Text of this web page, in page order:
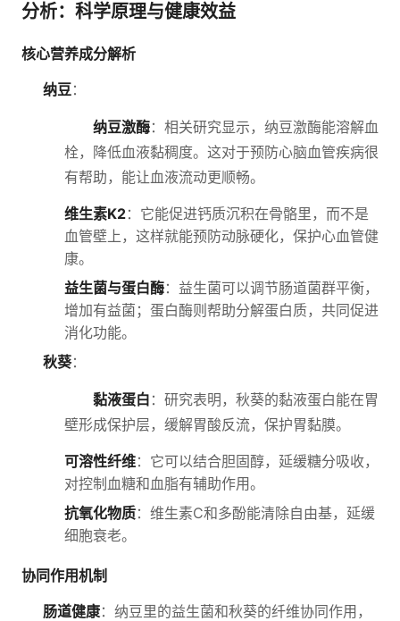
分析：科学原理与健康效益
核心营养成分解析
纳豆：
纳豆激酶：相关研究显示，纳豆激酶能溶解血
栓，降低血液黏稠度。这对于预防心脑血管疾病很
有帮助，能让血液流动更顺畅。
维生素K2：它能促进钙质沉积在骨骼里，而不是
血管壁上，这样就能预防动脉硬化，保护心血管健
康。
益生菌与蛋白酶：益生菌可以调节肠道菌群平衡，
增加有益菌；蛋白酶则帮助分解蛋白质，共同促进
消化功能。
秋葵：
黏液蛋白 ：研究表明，秋葵的黏液蛋白能在胃
壁形成保护层，缓解胃酸反流，保护胃黏膜。
可溶性纤维：它可以结合胆固醇，延缓糖分吸收，
对控制血糖和血脂有辅助作用。
抗氧化物质：维生素C和多酚能清除自由基，延缓
细胞衰老。
协同作用机制
肠道健康：纳豆里的益生菌和秋葵的纤维协同作用，